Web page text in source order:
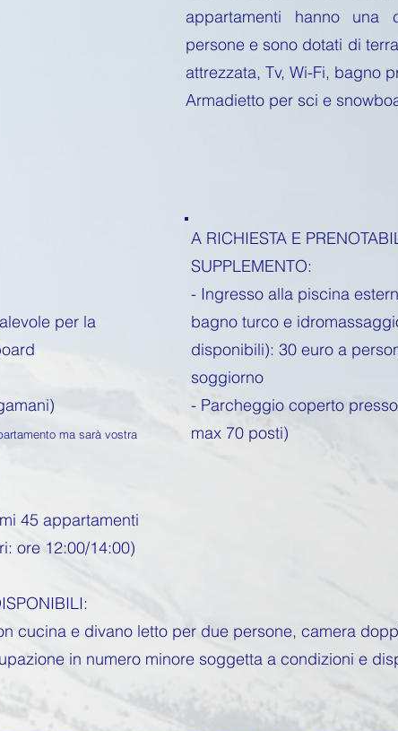
appartamenti hanno
persone e sono dotati di
attrezzata, Tv, Wi-Fi, bagno
Armadietto per sci e
per la
ma sarà vostra
45 appartamenti
ore 12:00/14:00)
A RICHIESTA E
SUPPLEMENTO:
- Ingresso alla piscina
bagno turco e
disponibili): 30 euro a
soggiorno
- Parcheggio coperto
max 70 posti)
cucina e divano letto per due persone, camera
in numero minore soggetta a condizioni e